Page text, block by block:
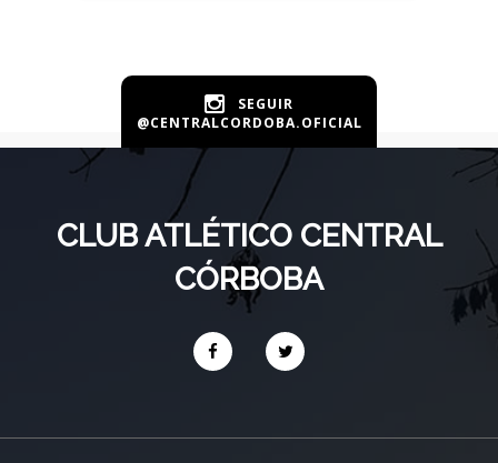
SEGUIR
@CENTRALCORDOBA.OFICIAL
CLUB ATLÉTICO CENTRAL
CÓRBOBA